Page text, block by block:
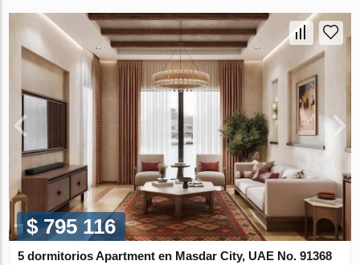
$ 795 116
5 dormitorios Apartment en Masdar City, UAE No. 91368